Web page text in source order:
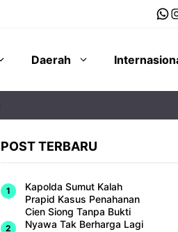
Daerah
POST TERBARU
Kapolda Sumut Kalah
Prapid Kasus Penahanan
Cien Siong Tanpa Bukti
Nyawa Tak Berharga Lagi